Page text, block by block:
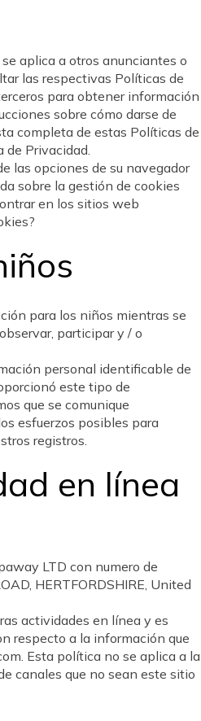
aplica a otros anunciantes o
las respectivas Políticas de
para obtener información
sobre cómo darse de
completa de estas Políticas de
de Privacidad.
las opciones de su navegador
sobre la gestión de cookies
en los sitios web
para los niños mientras se
participar y / o
personal identificable de
este tipo de
que se comunique
esfuerzos posibles para
registros.
en línea
LTD con numero de
HERTFORDSHIRE, United
actividades en línea y es
respecto a la información que
Esta política no se aplica a la
canales que no sean este sitio